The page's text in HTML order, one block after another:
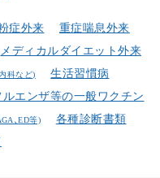
症外来
重症喘息外来
メディカルダイエット外来
科など)
生活習慣病
ルエンザ等の一般ワクチン
、ED等)
各種診断書類